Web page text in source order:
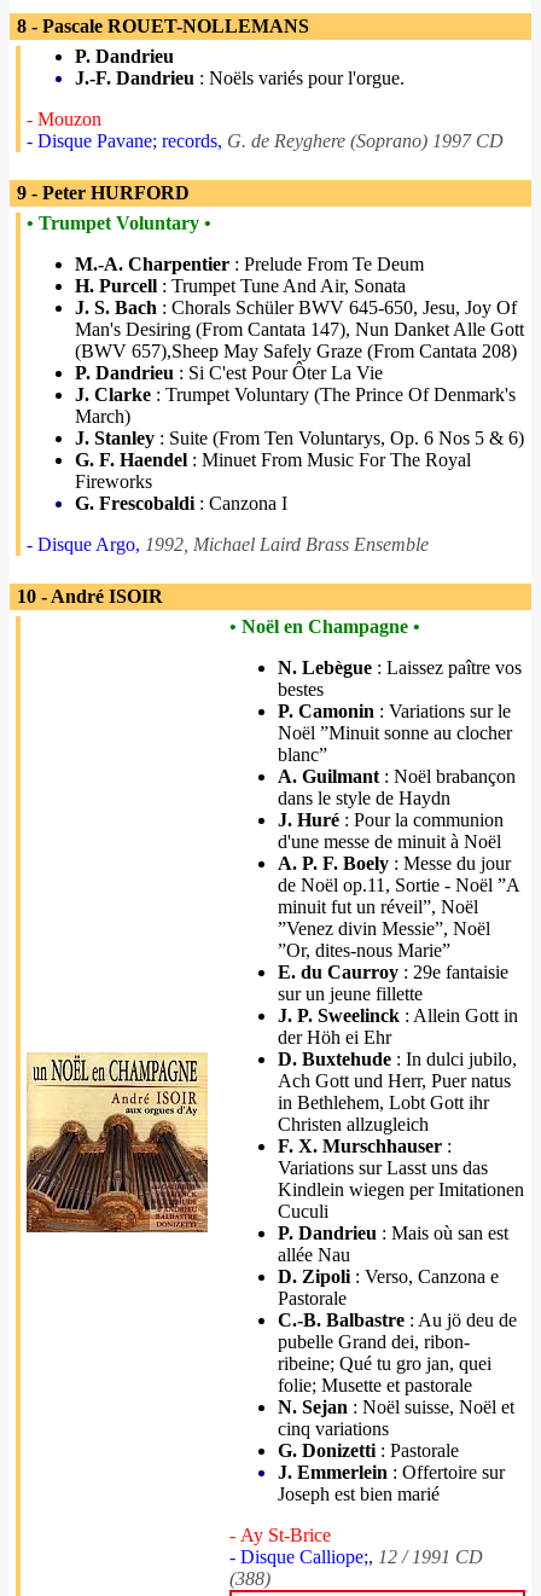
8 - Pascale ROUET-NOLLEMANS
P. Dandrieu
J.-F. Dandrieu : Noëls variés pour l'orgue.
- Mouzon
- Disque Pavane; records, G. de Reyghere (Soprano) 1997 CD
9 - Peter HURFORD
• Trumpet Voluntary •
M.-A. Charpentier : Prelude From Te Deum
H. Purcell : Trumpet Tune And Air, Sonata
J. S. Bach : Chorals Schüler BWV 645-650, Jesu, Joy Of
Man's Desiring (From Cantata 147), Nun Danket Alle Gott
(BWV 657),Sheep May Safely Graze (From Cantata 208)
P. Dandrieu : Si C'est Pour Ôter La Vie
J. Clarke : Trumpet Voluntary (The Prince Of Denmark's
March)
J. Stanley : Suite (From Ten Voluntarys, Op. 6 Nos 5 & 6)
G. F. Haendel : Minuet From Music For The Royal
Fireworks
G. Frescobaldi : Canzona I
- Disque Argo, 1992, Michael Laird Brass Ensemble
10 - André ISOIR
• Noël en Champagne •
N. Lebègue : Laissez paître vos
bestes
P. Camonin : Variations sur le
Noël ”Minuit sonne au clocher
blanc”
A. Guilmant : Noël brabançon
dans le style de Haydn
J. Huré : Pour la communion
d'une messe de minuit à Noël
A. P. F. Boely : Messe du jour
de Noël op.11, Sortie - Noël ”A
minuit fut un réveil”, Noël
”Venez divin Messie”, Noël
”Or, dites-nous Marie”
E. du Caurroy : 29e fantaisie
sur un jeune fillette
J. P. Sweelinck : Allein Gott in
der Höh ei Ehr
D. Buxtehude : In dulci jubilo,
Ach Gott und Herr, Puer natus
in Bethlehem, Lobt Gott ihr
Christen allzugleich
F. X. Murschhauser :
Variations sur Lasst uns das
Kindlein wiegen per Imitationen
Cuculi
P. Dandrieu : Mais où san est
allée Nau
D. Zipoli : Verso, Canzona e
Pastorale
C.-B. Balbastre : Au jö deu de
pubelle Grand dei, ribon-
ribeine; Qué tu gro jan, quei
folie; Musette et pastorale
N. Sejan : Noël suisse, Noël et
cinq variations
G. Donizetti : Pastorale
J. Emmerlein : Offertoire sur
Joseph est bien marié
- Ay St-Brice
- Disque Calliope;, 12 / 1991 CD
(388)